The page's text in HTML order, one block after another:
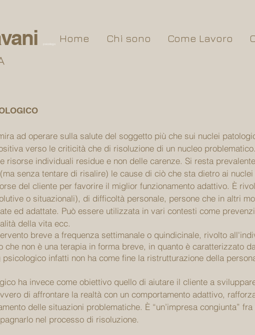
psicologo Home Chi sono Come Lavoro
ad operare sulla salute del soggetto più che sui nuclei
verso le criticità che di risoluzione di un nucleo
risorse individuali residue e non delle carenze. Si resta
senza tentare di risalire) le cause di ciò che sta dietro ai
del cliente per favorire il miglior funzionamento adattivo. È
o situazionali), di difficoltà personale, persone che in altri
ed adattate. Può essere utilizzata in vari contesti come
della vita ecc.
breve a frequenza settimanale o quindicinale, rivolto
che non è una terapia in forma breve, in quanto è caratterizzato
infatti non ha come fine la ristrutturazione della
ha invece come obiettivo quello di aiutare il cliente a
di affrontare la realtà con un comportamento adattivo,
delle situazioni problematiche. È “un’impresa congiunta”
nel processo di risoluzione.